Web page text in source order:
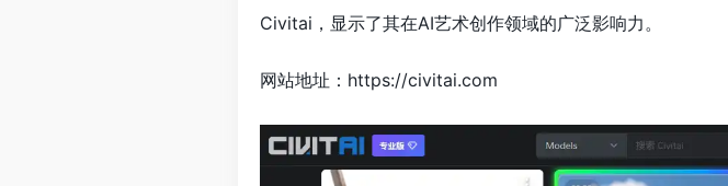
Civitai，显示了其在AI艺术创作领域的广泛影响力。
网站地址：https://civitai.com